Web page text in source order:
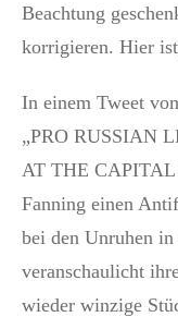
Beachtung
korrigieren. Hier
In einem Tweet
„PRO RUSSIAN
AT THE
Fanning einen
bei den Unruhen
veranschaulicht
wieder winzige